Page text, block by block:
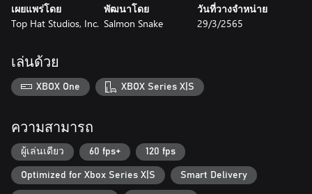
เผยแพร่โดย
Top Hat Studios, Inc.
พัฒนาโดย
Salmon Snake
วันที่วางจำหน่าย
29/3/2565
เล่นด้วย
XBOX One XBOX Series X|S
ความสามารถ
ผู้เล่นเดียว 60 fps+ 120 fps
Optimized for Xbox Series X|S Smart Delivery